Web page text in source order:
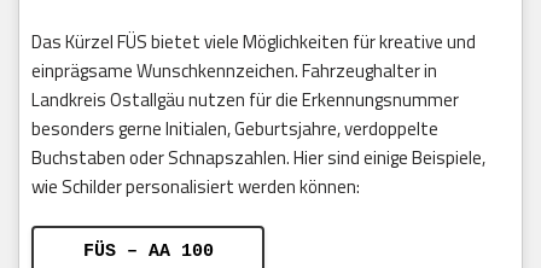
Das Kürzel FÜS bietet viele Möglichkeiten für kreative und
einprägsame Wunschkennzeichen. Fahrzeughalter in
Landkreis Ostallgäu nutzen für die Erkennungsnummer
besonders gerne Initialen, Geburtsjahre, verdoppelte
Buchstaben oder Schnapszahlen. Hier sind einige Beispiele,
wie Schilder personalisiert werden können:
FÜS – AA 100